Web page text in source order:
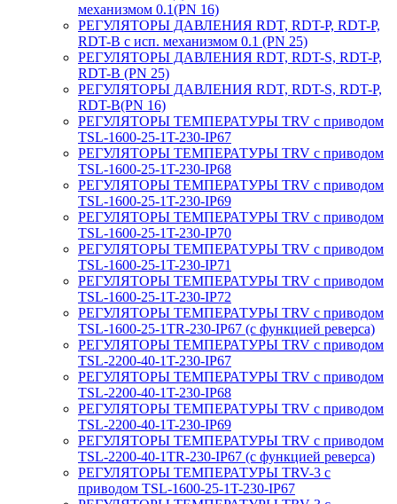
механизмом 0.1(PN 16)
РЕГУЛЯТОРЫ ДАВЛЕНИЯ RDT, RDT-P, RDT-P,
RDT-B с исп. механизмом 0.1 (PN 25)
РЕГУЛЯТОРЫ ДАВЛЕНИЯ RDT, RDT-S, RDT-P,
RDT-B (PN 25)
РЕГУЛЯТОРЫ ДАВЛЕНИЯ RDT, RDT-S, RDT-P,
RDT-B(PN 16)
РЕГУЛЯТОРЫ ТЕМПЕРАТУРЫ TRV с приводом
TSL-1600-25-1T-230-IP67
РЕГУЛЯТОРЫ ТЕМПЕРАТУРЫ TRV с приводом
TSL-1600-25-1T-230-IP68
РЕГУЛЯТОРЫ ТЕМПЕРАТУРЫ TRV с приводом
TSL-1600-25-1T-230-IP69
РЕГУЛЯТОРЫ ТЕМПЕРАТУРЫ TRV с приводом
TSL-1600-25-1T-230-IP70
РЕГУЛЯТОРЫ ТЕМПЕРАТУРЫ TRV с приводом
TSL-1600-25-1T-230-IP71
РЕГУЛЯТОРЫ ТЕМПЕРАТУРЫ TRV с приводом
TSL-1600-25-1T-230-IP72
РЕГУЛЯТОРЫ ТЕМПЕРАТУРЫ TRV с приводом
TSL-1600-25-1TR-230-IP67 (с функцией реверса)
РЕГУЛЯТОРЫ ТЕМПЕРАТУРЫ TRV с приводом
TSL-2200-40-1T-230-IP67
РЕГУЛЯТОРЫ ТЕМПЕРАТУРЫ TRV с приводом
TSL-2200-40-1T-230-IP68
РЕГУЛЯТОРЫ ТЕМПЕРАТУРЫ TRV с приводом
TSL-2200-40-1T-230-IP69
РЕГУЛЯТОРЫ ТЕМПЕРАТУРЫ TRV с приводом
TSL-2200-40-1TR-230-IP67 (с функцией реверса)
РЕГУЛЯТОРЫ ТЕМПЕРАТУРЫ TRV-3 с
приводом TSL-1600-25-1T-230-IP67